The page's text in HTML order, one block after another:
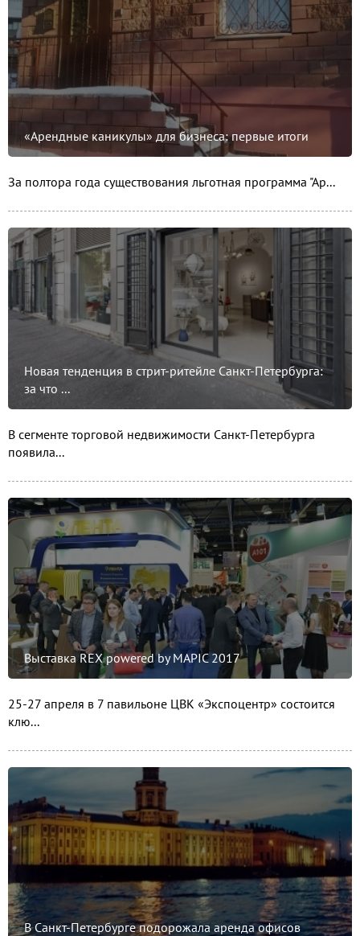
«Арендные каникулы» для бизнеса: первые итоги
За полтора года существования льготная программа "Ар...
Новая тенденция в стрит-ритейле Санкт-Петербурга:
за что ...
В сегменте торговой недвижимости Санкт-Петербурга
появила...
Выставка REX powered by MAPIC 2017
25-27 апреля в 7 павильоне ЦВК «Экспоцентр» состоится
клю...
В Санкт-Петербурге подорожала аренда офисов